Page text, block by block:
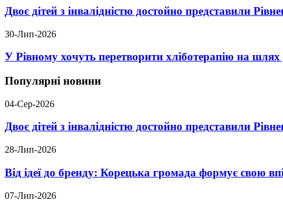
Двоє дітей з інвалідністю достойно представили
30-Лип-2026
У Рівному хочуть перетворити хліботерапію на
Популярні новини
04-Сер-2026
Двоє дітей з інвалідністю достойно представили
28-Лип-2026
Від ідеї до бренду: Корецька громада формує свою
07-Лип-2026